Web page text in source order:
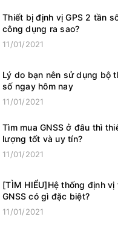
Thiết bị định vị GPS 2 tần
công dụng ra sao?
11/01/2021
Lý do bạn nên sử dụng bộ
số ngay hôm nay
11/01/2021
Tìm mua GNSS ở đâu thì
lượng tốt và uy tín?
11/01/2021
[TÌM HIỂU]Hệ thống định vị
GNSS có gì đặc biệt?
11/01/2021